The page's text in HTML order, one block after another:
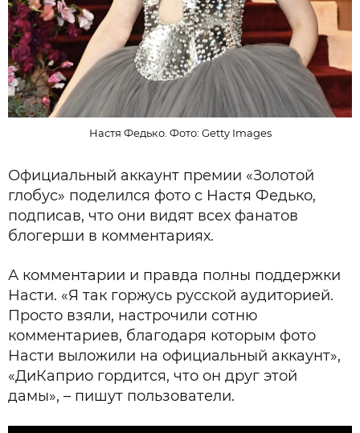
Настя Федько. Фото: Getty Images
Официальный аккаунт премии «Золотой
глобус» поделился фото с Настя Федько,
подписав, что они видят всех фанатов
блогерши в комментариях.
А комментарии и правда полны поддержки
Насти. «Я так горжусь русской аудиторией.
Просто взяли, настрочили сотню
комментариев, благодаря которым фото
Насти выложили на официальный аккаунт»,
«ДиКаприо гордится, что он друг этой
дамы», – пишут пользователи.